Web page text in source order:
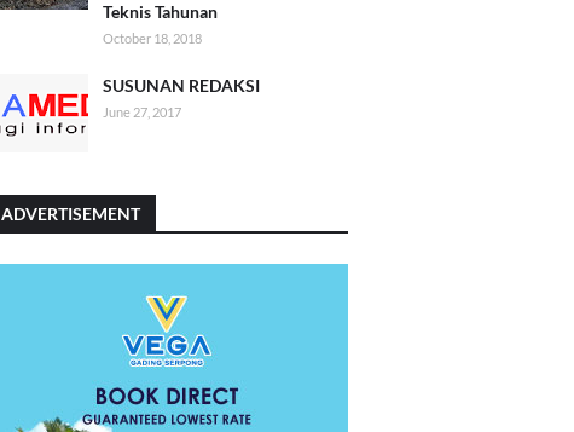
Teknis Tahunan
October 18, 2018
SUSUNAN REDAKSI
June 27, 2017
ADVERTISEMENT